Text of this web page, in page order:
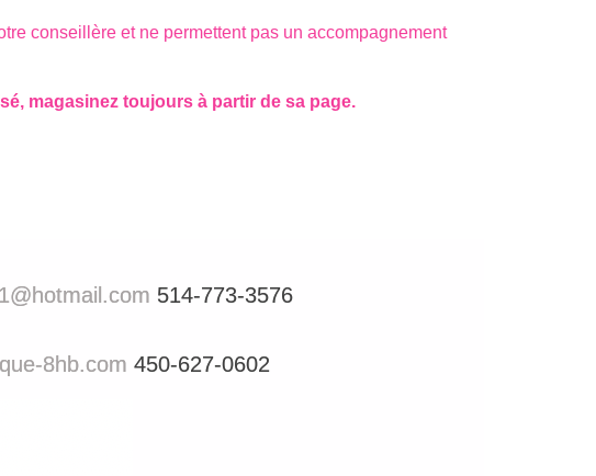
conseillère et ne permettent pas un accompagnement
magasinez toujours à partir de sa page.
514-773-3576
8hb.com 450-627-0602